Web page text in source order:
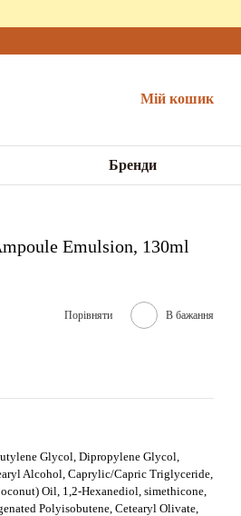
Мій кошик
Бренди
Emulsion, 130ml
Порівняти В бажання
Glycol, Dipropylene Glycol,
Alcohol, Caprylic/Capric Triglyceride,
Oil, 1,2-Hexanediol, simethicone,
Polyisobutene, Cetearyl Olivate,